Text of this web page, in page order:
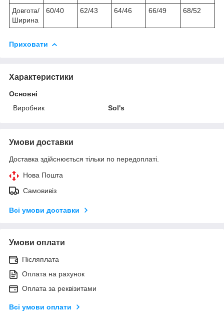
Довгота/
Ширина
60/40 62/43 64/46 66/49 68/52
Приховати
Характеристики
Основні
Виробник
Sol's
Умови доставки
Доставка здійснюється тільки по передоплаті.
Нова Пошта
Самовивіз
Всі умови доставки
Умови оплати
Післяплата
Оплата на рахунок
Оплата за реквізитами
Всі умови оплати